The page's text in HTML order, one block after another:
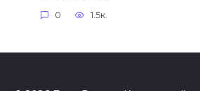
0 1.5к.